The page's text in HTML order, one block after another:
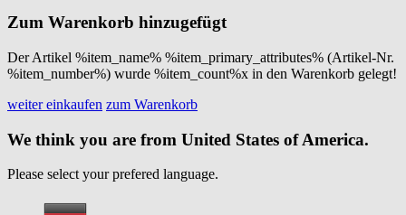
Zum Warenkorb hinzugefügt
Der Artikel %item_name% %item_primary_attributes% (Artikel-Nr.
%item_number%) wurde %item_count%x in den Warenkorb gelegt!
weiter einkaufen zum Warenkorb
We think you are from United States of America.
Please select your prefered language.